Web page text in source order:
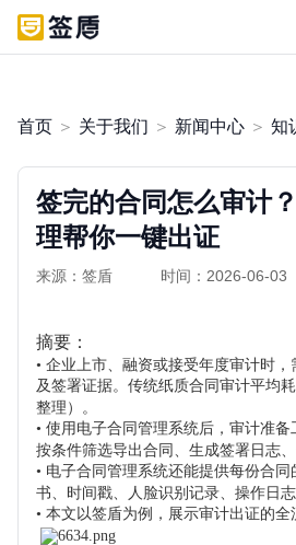
首页 ＞ 关于我们 ＞ 新闻中心 ＞ 知
签完的合同怎么审计
理帮你一键出证
来源：签盾 时间：2026-06-03
摘要：
• 企业上市、融资或接受年度审计时
及签署证据。传统纸质合同审计平均
整理）。
• 使用电子合同管理系统后，审计准备
按条件筛选导出合同、生成签署日志、
• 电子合同管理系统还能提供每份合同
书、时间戳、人脸识别记录、操作日志
• 本文以签盾为例，展示审计出证的全